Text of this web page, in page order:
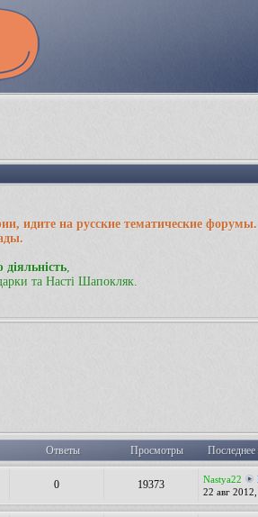
идите на русские тематические форумы.
та Насті Шапокляк.
Ответы Просмотры
0 19373 Nastya22
22 авг